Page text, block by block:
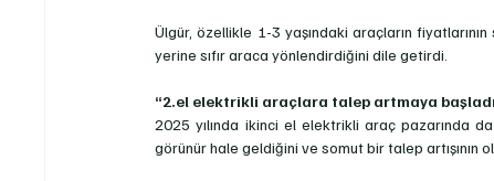
Ülgür, özellikle 1-3 yaşındaki araçların
yerine sıfır araca yönlendirdiğini dile getirdi.
“2.el elektrikli araçlara talep artmaya
2025 yılında ikinci el elektrikli araç pazarında
görünür hale geldiğini ve somut bir talep artışının